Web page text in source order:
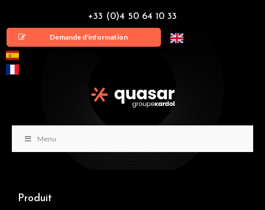
+33 (0)4 50 64 10 33
Demande d'information
Menu
Produit